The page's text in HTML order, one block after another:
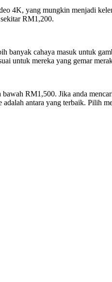
4K, yang mungkin menjadi
RM1,200.
cahaya masuk untuk
untuk mereka yang gemar
RM1,500. Jika anda
antara yang terbaik. Pilih